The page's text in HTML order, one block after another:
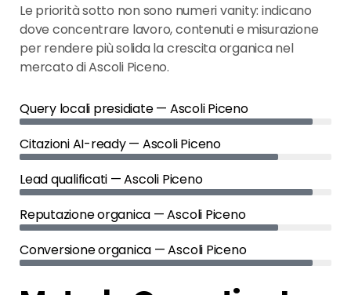
Le priorità sotto non sono numeri vanity: indicano
dove concentrare lavoro, contenuti e misurazione
per rendere più solida la crescita organica nel
mercato di Ascoli Piceno.
Query locali presidiate — Ascoli Piceno
Citazioni AI-ready — Ascoli Piceno
Lead qualificati — Ascoli Piceno
Reputazione organica — Ascoli Piceno
Conversione organica — Ascoli Piceno